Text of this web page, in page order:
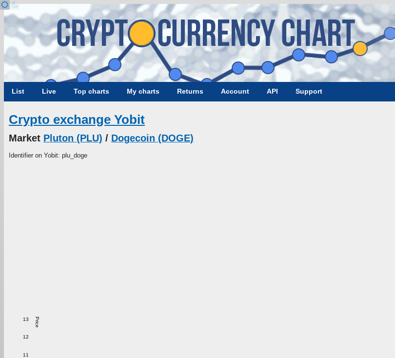
List Live Top charts My charts Returns Account API Support
Crypto exchange Yobit
Market Pluton (PLU) / Dogecoin (DOGE)
Identifier on Yobit: plu_doge
Price
11
12
13